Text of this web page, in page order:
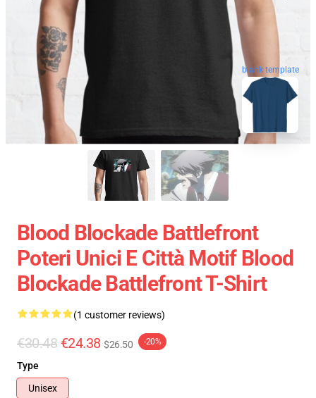
blank template
Blood Blockade Battlefront
Poteri Unici E Città Motif Blood
Blockade Battlefront T-Shirt
(1 customer reviews)
€30.48 €24.38 $26.50 -20%
Type
Unisex